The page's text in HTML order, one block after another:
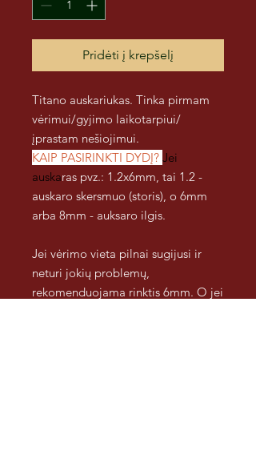
Pridėti į krepšelį
Titano auskariukas. Tinka pirmam
vėrimui/gyjimo laikotarpiui/
įprastam nešiojimui.
KAIP PASIRINKTI DYDĮ? Jei
auskaras pvz.: 1.2x6mm, tai 1.2 -
auskaro skersmuo (storis), o 6mm
arba 8mm - auksaro ilgis.
Jei vėrimo vieta pilnai sugijusi ir
neturi jokių problemų,
rekomenduojama rinktis 6mm. O jei